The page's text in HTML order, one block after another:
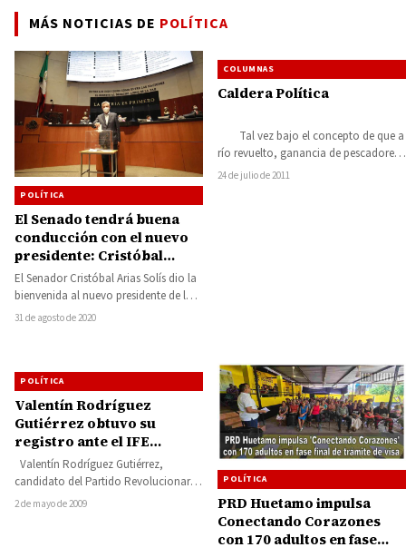
MÁS NOTICIAS DE POLÍTICA
POLÍTICA
El Senado tendrá buena
conducción con el nuevo
presidente: Cristóbal
Arias
El Senador Cristóbal Arias Solís dio la
bienvenida al nuevo presidente de la
Cámara Alta para el tercer…
31 de agosto de 2020
COLUMNAS
Caldera Política
Tal vez bajo el concepto de que a
río revuelto, ganancia de pescadores,
MARIA SANTOS GORROSTIETA
24 de julio de 2011
POLÍTICA
Valentín Rodríguez
Gutiérrez obtuvo su
registro ante el IFE
distrital
Valentín Rodríguez Gutiérrez,
candidato del Partido Revolucionario
Institucional a la diputación federal
2 de mayo de 2009
POLÍTICA
PRD Huetamo impulsa
Conectando Corazones
con 170 adultos en fase